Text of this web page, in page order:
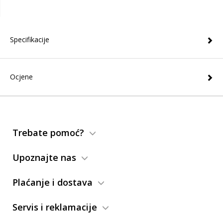
Specifikacije
Ocjene
Trebate pomoć?
Upoznajte nas
Plaćanje i dostava
Servis i reklamacije